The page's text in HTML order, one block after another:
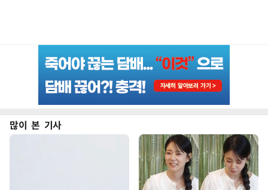
많이 본 기사